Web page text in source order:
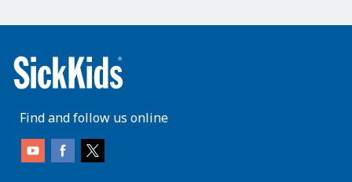
Find and follow us online